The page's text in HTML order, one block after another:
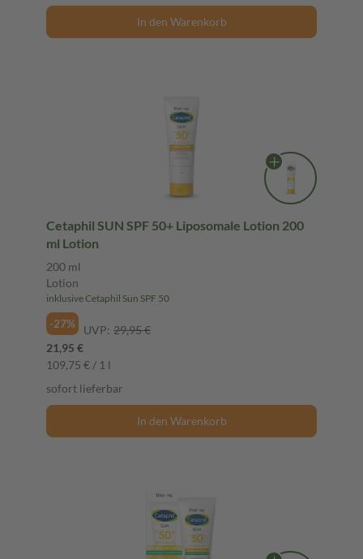
In den Warenkorb
Cetaphil SUN SPF 50+ Liposomale Lotion 200
ml Lotion
200 ml
Lotion
inklusive Cetaphil Sun SPF 50
-27% UVP: 29,95 €
21,95 €
109,75 € / 1 l
sofort lieferbar
In den Warenkorb